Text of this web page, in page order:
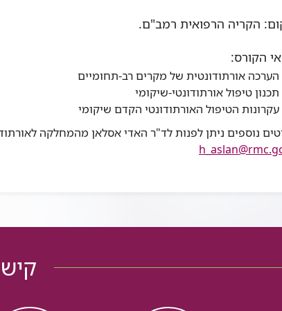
הקריה הרפואית רמב"ם.
הקורס:
הערכה אורתודונטית של מקרים רב-תחומיים
תכנון טיפול אורתודונטי-שיקומי
עקרונות הטיפול האורתודונטי הקדם שיקומי
נוספים ניתן לפנות לד"ר האדי אסלאן מהמחלקה